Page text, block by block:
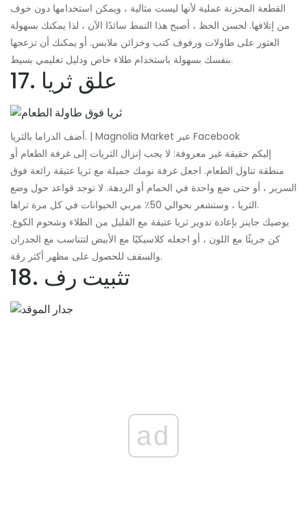
القطعة المحزنة عملية لأنها ليست مثالية ، ويمكن استخدامها دون خوف
من إتلافها. لحسن الحظ ، أصبح هذا النمط سائدًا الآن ، لذا يمكنك بسهولة
العثور على طاولات ورفوف كتب وخزائن ملابس. أو يمكنك أن تزعجها
بنفسك بسهولة باستخدام طلاء خاص ودليل تعليمي بسيط.
17. علق ثريا
أضف الدراما بالثريا. | Magnolia Market عبر Facebook
إليكم حقيقة غير معروفة: لا يجب إنزال الثريات إلى غرفة الطعام أو
منطقة تناول الطعام. اجعل غرفة نومك جميلة مع ثريا عتيقة رائعة فوق
السرير ، أو حتى ضع واحدة في الحمام أو الردهة. لا توجد قواعد حول وضع
الثريا ، وستشعر بحوالي 50٪ مربي الحيوانات في كل مرة تراها.
يوصيك جاينز بإعادة تدوير ثريا عتيقة مع القليل من الطلاء وشحوم الكوع.
كن جريئًا مع اللون ، أو اجعله كلاسيكيًا مع الأبيض لتتناسب مع الجدران
والسقف للحصول على مظهر أكثر رقة.
18. تثبيت رف
ad